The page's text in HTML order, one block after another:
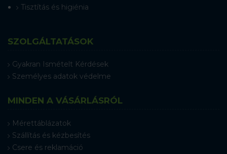
Tisztítás és higiénia
SZOLGÁLTATÁSOK
Gyakran Ismételt Kérdések
Személyes adatok védelme
MINDEN A VÁSÁRLÁSRÓL
Mérettáblázatok
Szállítás és kézbesítés
Csere és reklamáció